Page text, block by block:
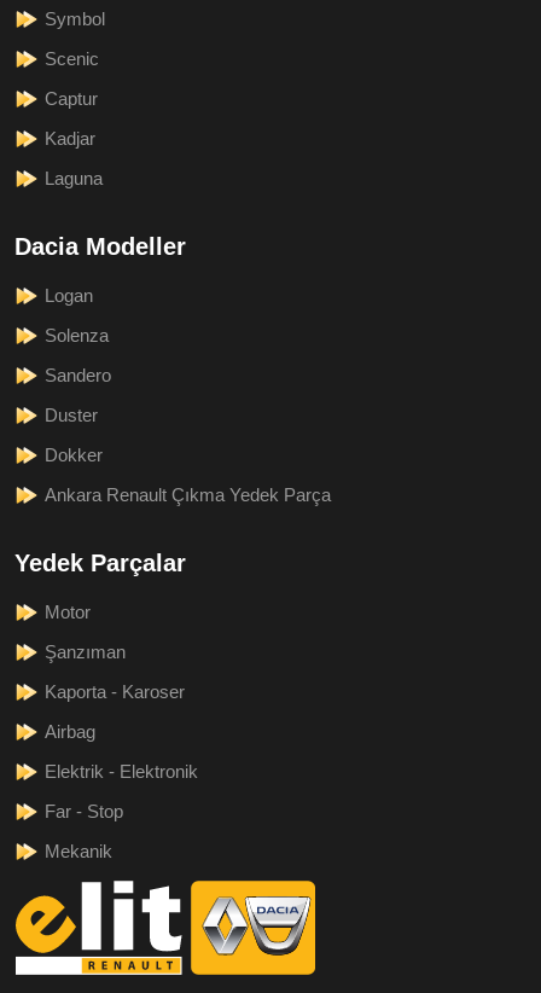
Symbol
Scenic
Captur
Kadjar
Laguna
Dacia Modeller
Logan
Solenza
Sandero
Duster
Dokker
Ankara Renault Çıkma Yedek Parça
Yedek Parçalar
Motor
Şanzıman
Kaporta - Karoser
Airbag
Elektrik - Elektronik
Far - Stop
Mekanik